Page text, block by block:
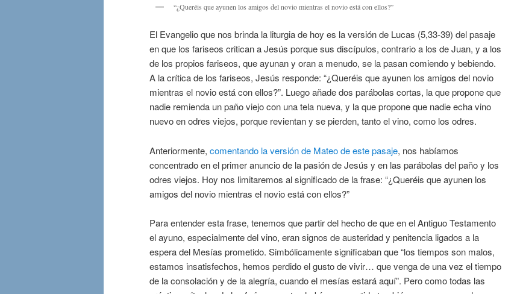
“¿Queréis que ayunen los amigos del novio mientras el novio está con ellos?”
El Evangelio que nos brinda la liturgia de hoy es la versión de Lucas (5,33-39) del pasaje
en que los fariseos critican a Jesús porque sus discípulos, contrario a los de Juan, y a los
de los propios fariseos, que ayunan y oran a menudo, se la pasan comiendo y bebiendo.
A la crítica de los fariseos, Jesús responde: “¿Queréis que ayunen los amigos del novio
mientras el novio está con ellos?”. Luego añade dos parábolas cortas, la que propone que
nadie remienda un paño viejo con una tela nueva, y la que propone que nadie echa vino
nuevo en odres viejos, porque revientan y se pierden, tanto el vino, como los odres.
Anteriormente, comentando la versión de Mateo de este pasaje, nos habíamos
concentrado en el primer anuncio de la pasión de Jesús y en las parábolas del paño y los
odres viejos. Hoy nos limitaremos al significado de la frase: “¿Queréis que ayunen los
amigos del novio mientras el novio está con ellos?”
Para entender esta frase, tenemos que partir del hecho de que en el Antiguo Testamento
el ayuno, especialmente del vino, eran signos de austeridad y penitencia ligados a la
espera del Mesías prometido. Simbólicamente significaban que “los tiempos son malos,
estamos insatisfechos, hemos perdido el gusto de vivir… que venga de una vez el tiempo
de la consolación y de la alegría, cuando el mesías estará aquí”. Pero como todas las